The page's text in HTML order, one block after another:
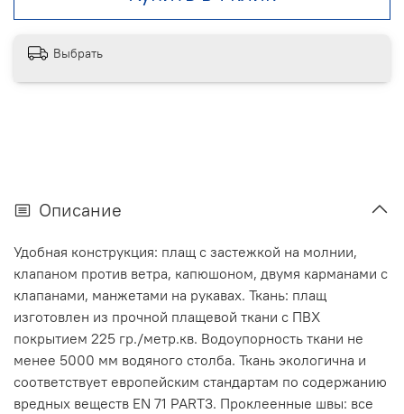
Выбрать
Описание
Удобная конструкция: плащ с застежкой на молнии,
клапаном против ветра, капюшоном, двумя карманами с
клапанами, манжетами на рукавах. Ткань: плащ
изготовлен из прочной плащевой ткани с ПВХ
покрытием 225 гр./метр.кв. Водоупорность ткани не
менее 5000 мм водяного столба. Ткань экологична и
соответствует европейским стандартам по содержанию
вредных веществ EN 71 PART3. Проклеенные швы: все